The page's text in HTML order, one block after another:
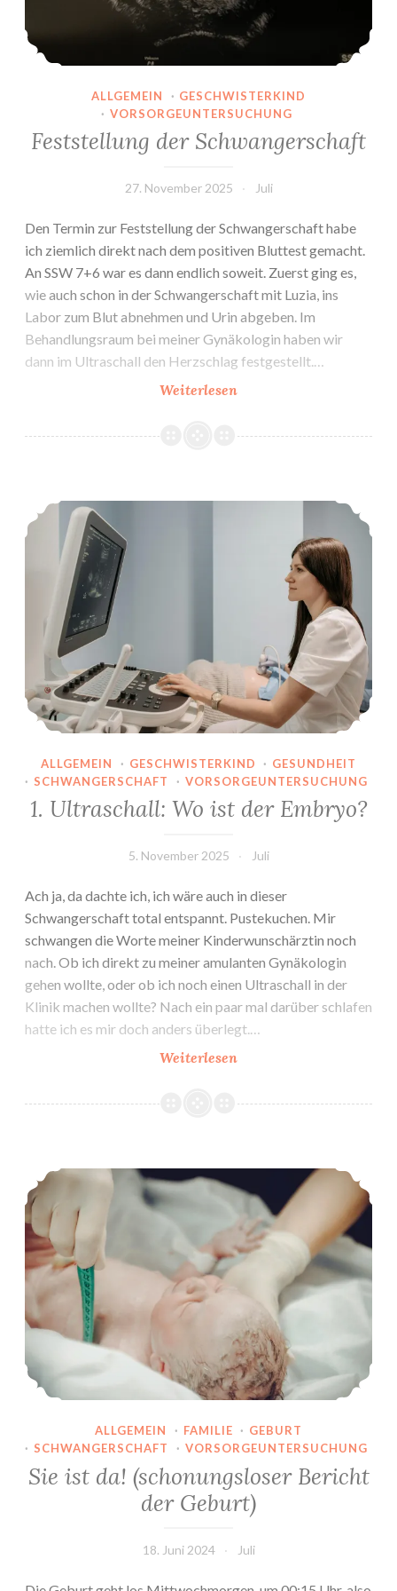
ALLGEMEIN · GESCHWISTERKIND
· VORSORGEUNTERSUCHUNG
Feststellung der Schwangerschaft
27. November 2025 Juli
Den Termin zur Feststellung der Schwangerschaft habe
ich ziemlich direkt nach dem positiven Bluttest gemacht.
An SSW 7+6 war es dann endlich soweit. Zuerst ging es,
wie auch schon in der Schwangerschaft mit Luzia, ins
Labor zum Blut abnehmen und Urin abgeben. Im
Behandlungsraum bei meiner Gynäkologin haben wir
dann im Ultraschall den Herzschlag festgestellt.…
WeiterlesenFeststellung
Schwangerschaft
1. Ultraschall: Wo ist der Embryo?
ALLGEMEIN · GESCHWISTERKIND · GESUNDHEIT
· SCHWANGERSCHAFT · VORSORGEUNTERSUCHUNG
1. Ultraschall: Wo ist der Embryo?
5. November 2025 Juli
Ach ja, da dachte ich, ich wäre auch in dieser
Schwangerschaft total entspannt. Pustekuchen. Mir
schwangen die Worte meiner Kinderwunschärztin noch
nach. Ob ich direkt zu meiner amulanten Gynäkologin
gehen wollte, oder ob ich noch einen Ultraschall in der
Klinik machen wollte? Nach ein paar mal darüber schlafen
hatte ich es mir doch anders überlegt.…
Weiterlesen1.
Wo
Embryo?
Sie ist da! (schonungsloser Bericht der Geburt)
ALLGEMEIN · FAMILIE · GEBURT
· SCHWANGERSCHAFT · VORSORGEUNTERSUCHUNG
Sie ist da! (schonungsloser Bericht
der Geburt)
18. Juni 2024 Juli